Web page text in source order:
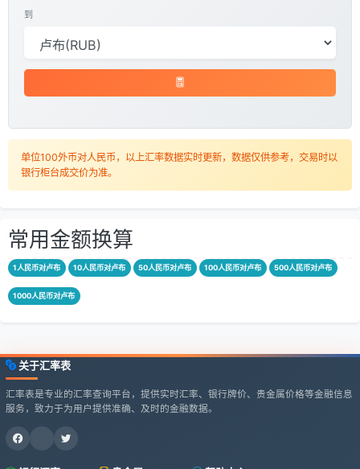
到
单位100外币对人民币，以上汇率数据实时更新，数据仅供参考，交易时以
银行柜台成交价为准。
常用金额换算
1人民币对卢布 10人民币对卢布 50人民币对卢布 100人民币对卢布 500人民币对卢布
1000人民币对卢布
关于汇率表
汇率表是专业的汇率查询平台，提供实时汇率、银行牌价、贵金属价格等金融信息
服务，致力于为用户提供准确、及时的金融数据。